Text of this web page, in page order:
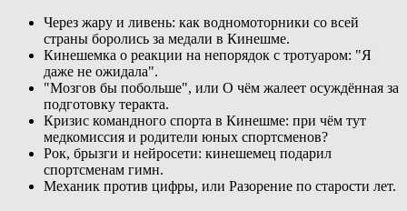
Через жару и ливень: как водномоторники со всей
страны боролись за медали в Кинешме.
Кинешемка о реакции на непорядок с тротуаром: "Я
даже не ожидала".
"Мозгов бы побольше", или О чём жалеет осуждённая за
подготовку теракта.
Кризис командного спорта в Кинешме: при чём тут
медкомиссия и родители юных спортсменов?
Рок, брызги и нейросети: кинешемец подарил
спортсменам гимн.
Механик против цифры, или Разорение по старости лет.